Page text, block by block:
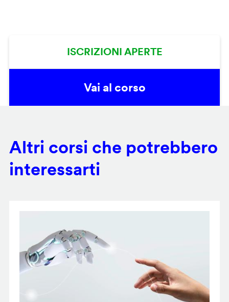
ISCRIZIONI APERTE
Vai al corso
Altri corsi che potrebbero
interessarti